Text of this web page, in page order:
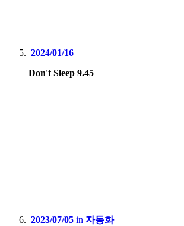
2024/01/16
Don't Sleep 9.45
2023/07/05 in 자동화